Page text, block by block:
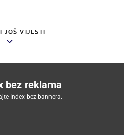
JOŠ VIJESTI
bez reklama
Index bez bannera.